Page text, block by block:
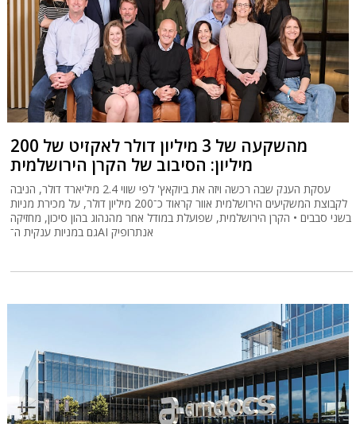
מהשקעה של 3 מיליון דולר לאקזיט של 200
מיליון: הסיבוב של הקרן הירושלמית
עסקת הענק שבה רכשה ויזה את ביוקאץ' לפי שווי 2.4 מיליארד דולר, הניבה
לקבוצת המשקיעים הירושלמית אוור קראוד כ־200 מיליון דולר, על מכירת מניות
בשני סבבים • הקרן הירושלמית, שפועלת במודל אחר מהנהוג בהון סיכון, מחזיקה
גם במניות ענקית ה־AI אנתרופיק